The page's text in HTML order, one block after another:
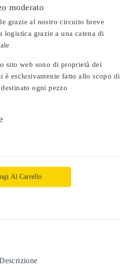
moderato
grazie al nostro circuito breve
logistica grazie a una catena di
sito web sono di proprietà dei
è esclusivamente fatto allo scopo di
ogni pezzo
Al Carrello